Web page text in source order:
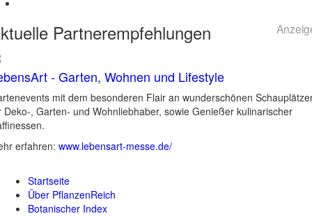
Partnerempfehlungen
- Garten, Wohnen und Lifestyle
mit dem besonderen Flair an wunderschönen
Deko-, Garten- und Wohnliebhaber, sowie Genießer kulinarischer
erfahren: www.lebensart-messe.de/
Startseite
Über PflanzenReich
Botanischer Index